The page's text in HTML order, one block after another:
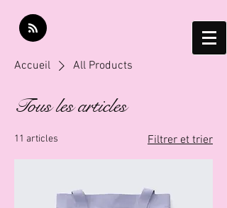
Accueil All Products
Tous les articles
11 articles Filtrer et trier